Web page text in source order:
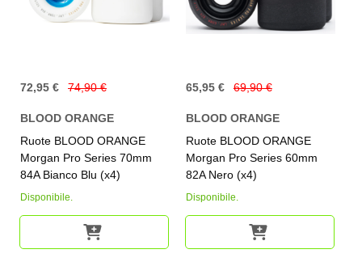
72,95 € 74,90 €
BLOOD ORANGE
Ruote BLOOD ORANGE
Morgan Pro Series 70mm
84A Bianco Blu (x4)
Disponibile.
65,95 € 69,90 €
BLOOD ORANGE
Ruote BLOOD ORANGE
Morgan Pro Series 60mm
82A Nero (x4)
Disponibile.